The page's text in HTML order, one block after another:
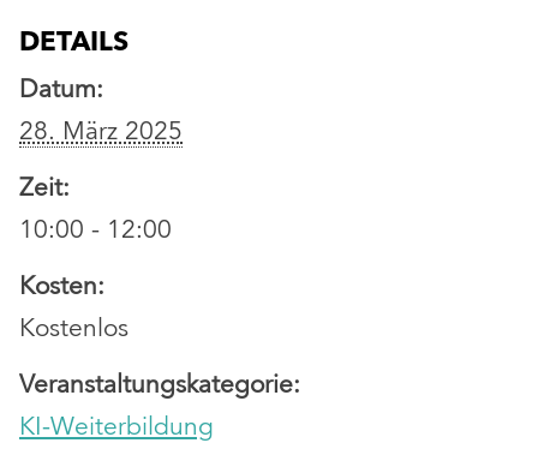
DETAILS
Datum:
28. März 2025
Zeit:
10:00 - 12:00
Kosten:
Kostenlos
Veranstaltungskategorie:
KI-Weiterbildung